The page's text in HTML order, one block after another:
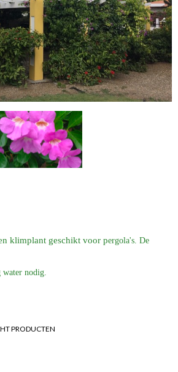
klimplant geschikt voor pergola's. De
water nodig.
PRODUCTEN